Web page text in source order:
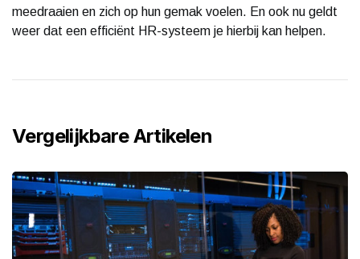
meedraaien en zich op hun gemak voelen. En ook nu geldt
weer dat een efficiënt HR-systeem je hierbij kan helpen.
Vergelijkbare Artikelen